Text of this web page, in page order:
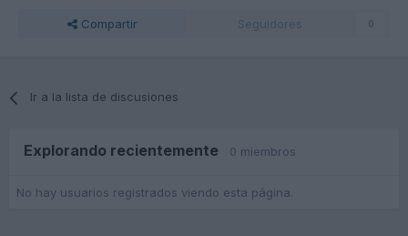
Compartir Seguidores 0
Ir a la lista de discusiones
Explorando recientemente 0 miembros
No hay usuarios registrados viendo esta página.